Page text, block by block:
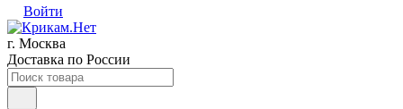
Войти
г. Москва
Доставка по России